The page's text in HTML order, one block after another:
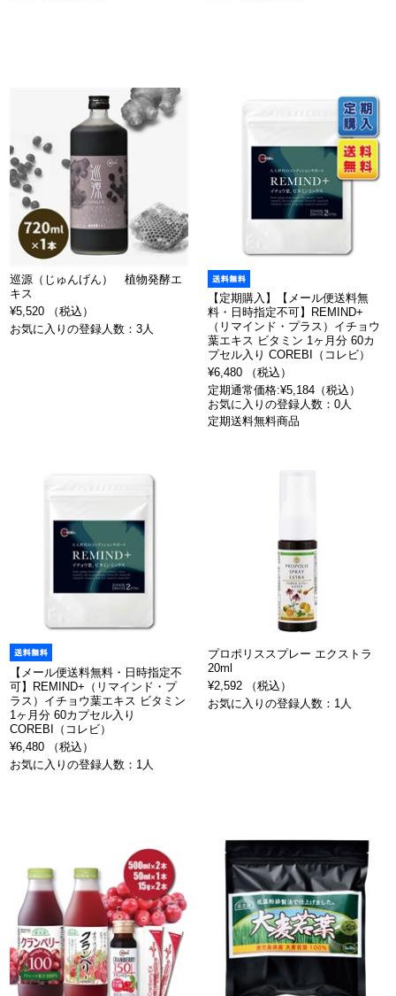
巡源（じゅんげん） 植物発酵エ
キス
¥5,520 （税込）
お気に入りの登録人数：3人
【定期購入】【メール便送料無
料・日時指定不可】REMIND+
（リマインド・プラス）イチョウ
葉エキス ビタミン 1ヶ月分 60カ
プセル入り COREBI（コレビ）
¥6,480 （税込）
定期通常価格:¥5,184（税込）
お気に入りの登録人数：0人
定期送料無料商品
【メール便送料無料・日時指定不
可】REMIND+（リマインド・プ
ラス）イチョウ葉エキス ビタミン
1ヶ月分 60カプセル入り
COREBI（コレビ）
¥6,480 （税込）
お気に入りの登録人数：1人
プロポリススプレー エクストラ
20ml
¥2,592 （税込）
お気に入りの登録人数：1人